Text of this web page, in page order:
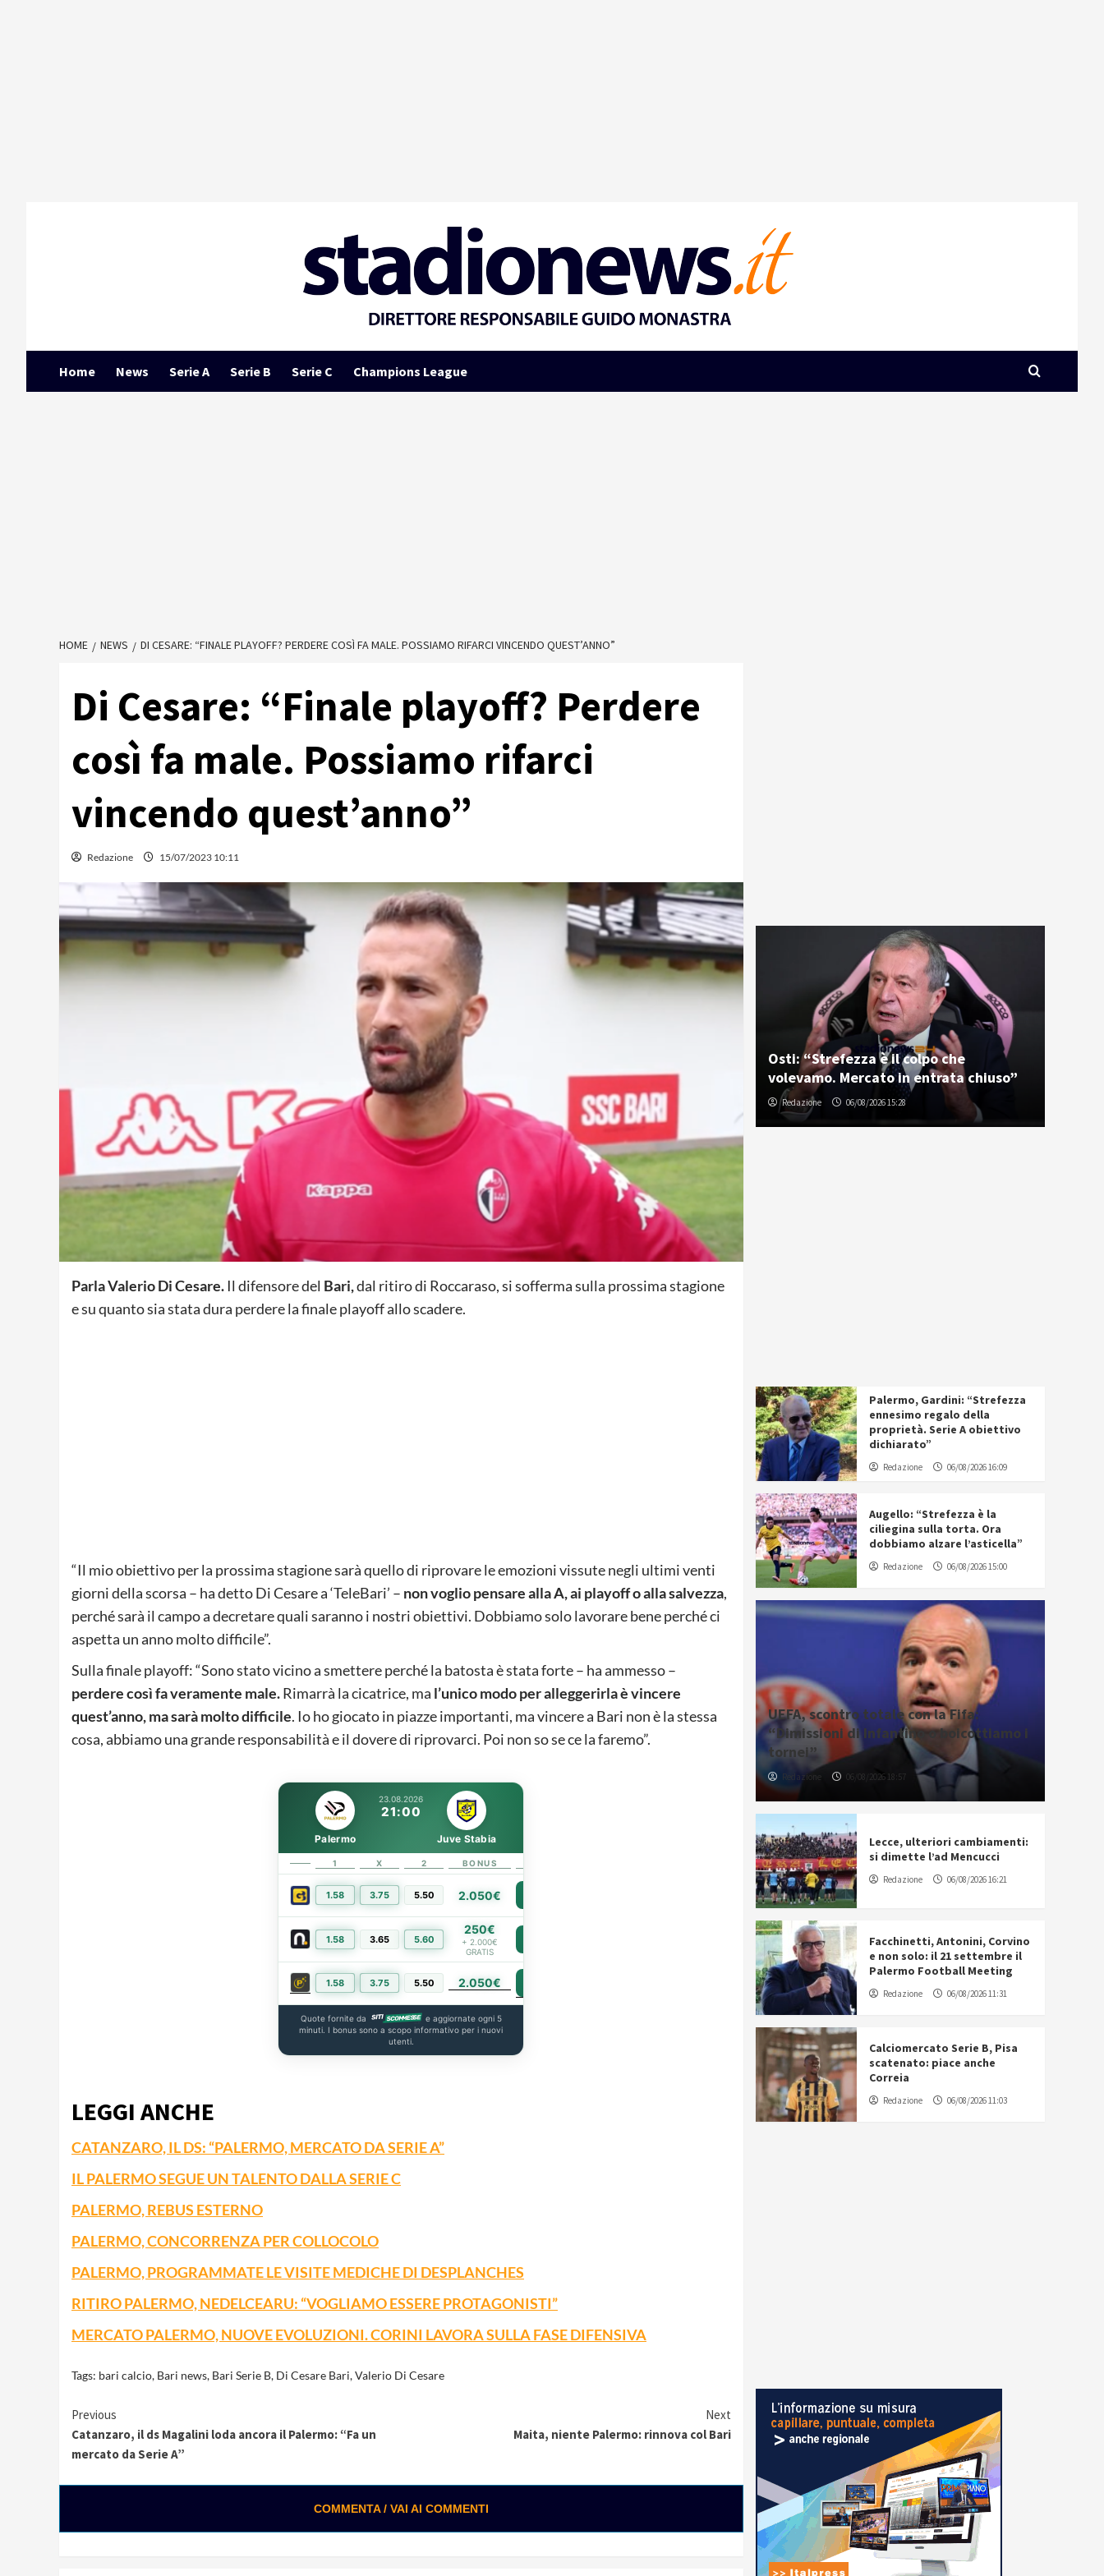
Home News Serie A Serie B Serie C Champions League
HOME NEWS DI CESARE: “FINALE PLAYOFF? PERDERE COSÌ FA MALE. POSSIAMO RIFARCI VINCENDO QUEST’ANNO”
Di Cesare: “Finale playoff? Perdere
così fa male. Possiamo rifarci
vincendo quest’anno”
Redazione 15/07/2023 10:11
Parla Valerio Di Cesare.Il difensore del Bari,dal ritiro di Roccaraso, si sofferma sulla prossima stagione
e su quanto sia stata dura perdere la finale playoff allo scadere.
“Il mio obiettivo per la prossima stagione sarà quello di riprovare le emozioni vissute negli ultimi venti
giorni della scorsa – ha detto Di Cesare a ‘TeleBari’ – non voglio pensare alla A, ai playoff o alla salvezza,
perché sarà il campo a decretare quali saranno i nostri obiettivi. Dobbiamo solo lavorare bene perché ci
aspetta un anno molto difficile”.
Sulla finale playoff: “Sono stato vicino a smettere perché la batosta è stata forte – ha ammesso –
perdere così fa veramente male.Rimarrà la cicatrice, ma l’unico modo per alleggerirla è vincere
quest’anno, ma sarà molto difficile. Io ho giocato in piazze importanti, ma vincere a Bari non è la stessa
cosa, abbiamo una grande responsabilità e il dovere di riprovarci. Poi non so se ce la faremo”.
23.08.2026
21:00
Palermo Juve Stabia
1 X 2 BONUS
1.58 3.75 5.50 2.050€
1.58 3.65 5.60
250€
+ 2.000€
GRATIS
1.58 3.75 5.50 2.050€
Quote fornite da
e aggiornate ogni 5
minuti. I bonus sono a scopo informativo per i nuovi
utenti.
LEGGI ANCHE
CATANZARO, IL DS: “PALERMO, MERCATO DA SERIE A”
IL PALERMO SEGUE UN TALENTO DALLA SERIE C
PALERMO, REBUS ESTERNO
PALERMO, CONCORRENZA PER COLLOCOLO
PALERMO, PROGRAMMATE LE VISITE MEDICHE DI DESPLANCHES
RITIRO PALERMO, NEDELCEARU: “VOGLIAMO ESSERE PROTAGONISTI”
MERCATO PALERMO, NUOVE EVOLUZIONI. CORINI LAVORA SULLA FASE DIFENSIVA
Tags: bari calcio, Bari news, Bari Serie B, Di Cesare Bari,Valerio Di Cesare
Continue
Reading
Previous
Catanzaro, il ds Magalini loda ancora il Palermo: “Fa un
mercato da Serie A”
Next
Maita, niente Palermo: rinnova col Bari
COMMENTA / VAI AI COMMENTI
Osti: “Strefezza è il colpo che
volevamo. Mercato in entrata chiuso”
Redazione 06/08/2026 15:28
Palermo, Gardini: “Strefezza
ennesimo regalo della
proprietà. Serie A obiettivo
dichiarato”
Redazione 06/08/2026 16:09
Augello: “Strefezza è la
ciliegina sulla torta. Ora
dobbiamo alzare l’asticella”
Redazione 06/08/2026 15:00
UEFA, scontro totale con la Fifa:
“Dimissioni di Infantino o boicottiamo i
tornei”
Redazione 06/08/2026 18:57
Lecce, ulteriori cambiamenti:
si dimette l’ad Mencucci
Redazione 06/08/2026 16:21
Facchinetti, Antonini, Corvino
e non solo: il 21 settembre il
Palermo Football Meeting
Redazione 06/08/2026 11:31
Calciomercato Serie B, Pisa
scatenato: piace anche
Correia
Redazione 06/08/2026 11:03